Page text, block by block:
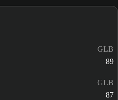
GLB
89
GLB
87